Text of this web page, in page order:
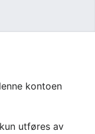
kontoen
utføres av